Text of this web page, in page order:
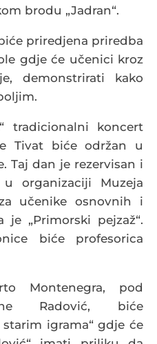
brodu „Jadran“.
priredjena priredba
gdje će učenici kroz
demonstrirati kako
tradicionalni koncert
Tivat biće održan u
Taj dan je rezervisan i
organizaciji Muzeja
učenike osnovnih i
„Primorski pejzaž“.
biće profesorica
Montenegra, pod
Radović, biće
igrama“ gdje će